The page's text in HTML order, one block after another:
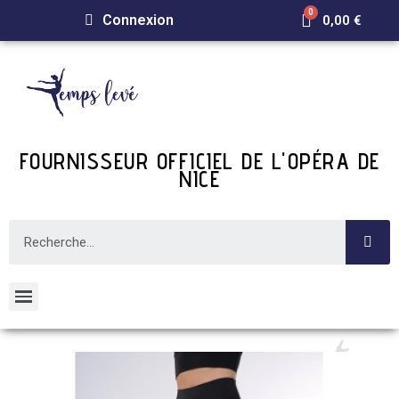
Connexion 0,00 €
FOURNISSEUR OFFICIEL DE L'OPÉRA DE
NICE